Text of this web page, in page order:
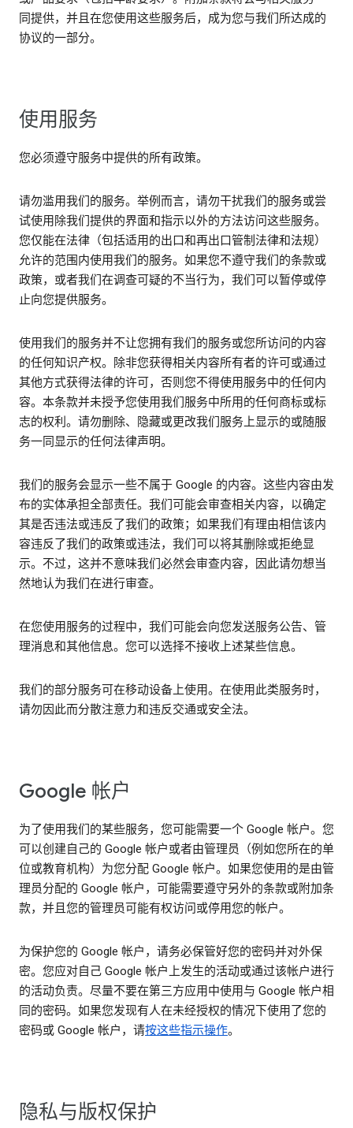
同提供，并且在您使用这些服务后，成为您与我们所达成的
协议的一部分。
使用服务
您必须遵守服务中提供的所有政策。
请勿滥用我们的服务。举例而言，请勿干扰我们的服务或尝
试使用除我们提供的界面和指示以外的方法访问这些服务。
您仅能在法律（包括适用的出口和再出口管制法律和法规）
允许的范围内使用我们的服务。如果您不遵守我们的条款或
政策，或者我们在调查可疑的不当行为，我们可以暂停或停
止向您提供服务。
使用我们的服务并不让您拥有我们的服务或您所访问的内容
的任何知识产权。除非您获得相关内容所有者的许可或通过
其他方式获得法律的许可，否则您不得使用服务中的任何内
容。本条款并未授予您使用我们服务中所用的任何商标或标
志的权利。请勿删除、隐藏或更改我们服务上显示的或随服
务一同显示的任何法律声明。
我们的服务会显示一些不属于 Google 的内容。这些内容由发
布的实体承担全部责任。我们可能会审查相关内容，以确定
其是否违法或违反了我们的政策；如果我们有理由相信该内
容违反了我们的政策或违法，我们可以将其删除或拒绝显
示。不过，这并不意味我们必然会审查内容，因此请勿想当
然地认为我们在进行审查。
在您使用服务的过程中，我们可能会向您发送服务公告、管
理消息和其他信息。您可以选择不接收上述某些信息。
我们的部分服务可在移动设备上使用。在使用此类服务时，
请勿因此而分散注意力和违反交通或安全法。
Google 帐户
为了使用我们的某些服务，您可能需要一个 Google 帐户。您
可以创建自己的 Google 帐户或者由管理员（例如您所在的单
位或教育机构）为您分配 Google 帐户。如果您使用的是由管
理员分配的 Google 帐户，可能需要遵守另外的条款或附加条
款，并且您的管理员可能有权访问或停用您的帐户。
为保护您的 Google 帐户，请务必保管好您的密码并对外保
密。您应对自己 Google 帐户上发生的活动或通过该帐户进行
的活动负责。尽量不要在第三方应用中使用与 Google 帐户相
同的密码。如果您发现有人在未经授权的情况下使用了您的
密码或 Google 帐户，请按这些指示操作。
隐私与版权保护